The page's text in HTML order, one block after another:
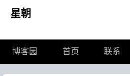
星朝
博客园 首页 联系